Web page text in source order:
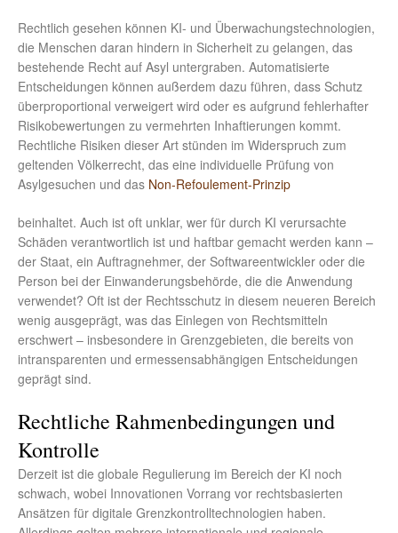
Rechtlich gesehen können KI- und Überwachungstechnologien,
die Menschen daran hindern in Sicherheit zu gelangen, das
bestehende Recht auf Asyl untergraben. Automatisierte
Entscheidungen können außerdem dazu führen, dass Schutz
überproportional verweigert wird oder es aufgrund fehlerhafter
Risikobewertungen zu vermehrten Inhaftierungen kommt.
Rechtliche Risiken dieser Art stünden im Widerspruch zum
geltenden Völkerrecht, das eine individuelle Prüfung von
Asylgesuchen und das Non-Refoulement-Prinzip
beinhaltet. Auch ist oft unklar, wer für durch KI verursachte
Schäden verantwortlich ist und haftbar gemacht werden kann –
der Staat, ein Auftragnehmer, der Softwareentwickler oder die
Person bei der Einwanderungsbehörde, die die Anwendung
verwendet? Oft ist der Rechtsschutz in diesem neueren Bereich
wenig ausgeprägt, was das Einlegen von Rechtsmitteln
erschwert – insbesondere in Grenzgebieten, die bereits von
intransparenten und ermessensabhängigen Entscheidungen
geprägt sind.
Rechtliche Rahmenbedingungen und
Kontrolle
Derzeit ist die globale Regulierung im Bereich der KI noch
schwach, wobei Innovationen Vorrang vor rechtsbasierten
Ansätzen für digitale Grenzkontrolltechnologien haben.